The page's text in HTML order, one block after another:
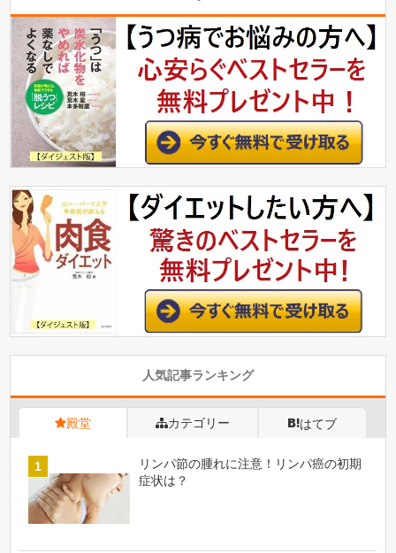
人気記事ランキング
殿堂 カテゴリー はてブ
リンパ節の腫れに注意！リンパ癌の初期
症状は？